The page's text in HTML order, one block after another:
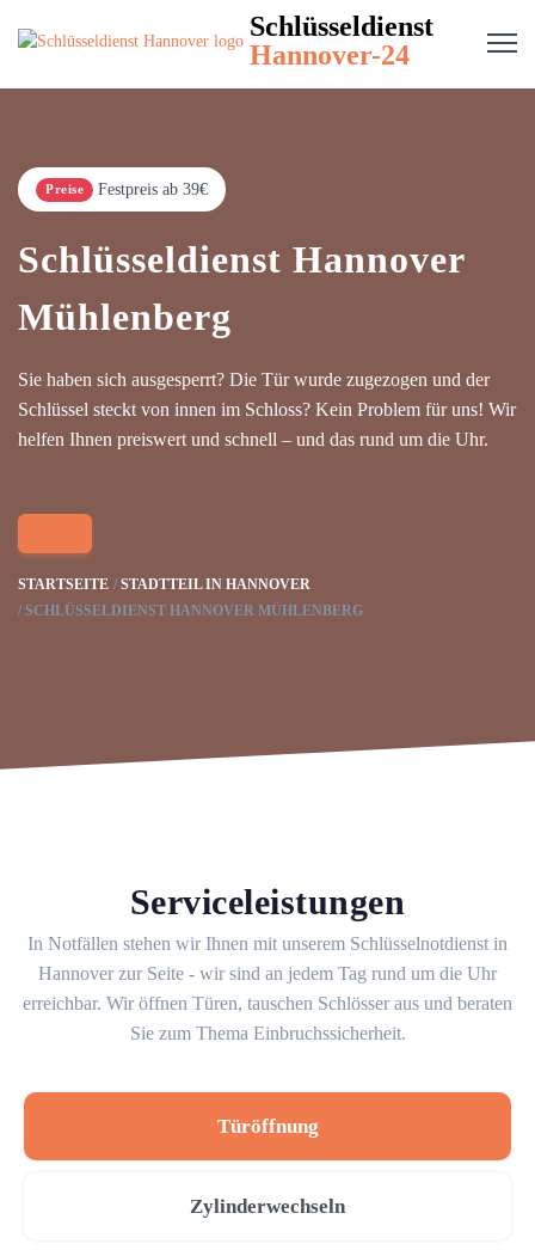
Schlüsseldienst
Hannover-24
Preise Festpreis ab 39€
Schlüsseldienst Hannover
Mühlenberg
Sie haben sich ausgesperrt? Die Tür wurde zugezogen und der
Schlüssel steckt von innen im Schloss? Kein Problem für uns! Wir
helfen Ihnen preiswert und schnell – und das rund um die Uhr.
STARTSEITE
STADTTEIL IN HANNOVER
SCHLÜSSELDIENST HANNOVER MÜHLENBERG
Serviceleistungen
In Notfällen stehen wir Ihnen mit unserem Schlüsselnotdienst in
Hannover zur Seite - wir sind an jedem Tag rund um die Uhr
erreichbar. Wir öffnen Türen, tauschen Schlösser aus und beraten
Sie zum Thema Einbruchssicherheit.
Türöffnung
Zylinderwechseln